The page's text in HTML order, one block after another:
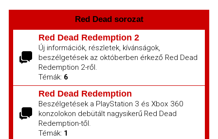
Red Dead sorozat
Red Dead Redemption 2
Új információk, részletek, kívánságok,
beszélgetések az októberben érkező Red Dead
Redemption 2-ről.
Témák: 6
Red Dead Redemption
Beszélgetések a PlayStation 3 és Xbox 360
konzolokon debütált nagysikerű Red Dead
Redemption-től.
Témák: 1